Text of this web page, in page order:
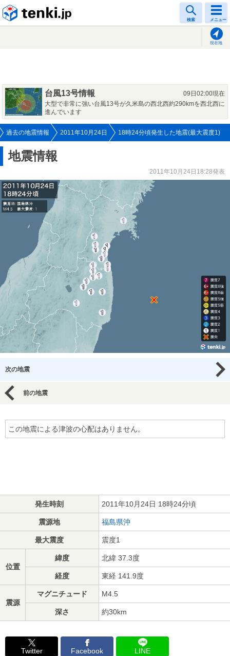
検索 メニュー
現在地
台風13号情報
09日02:00現在
大型で非常に強い台風13号が久米島の西北西約290kmを西北西に
進んでいます
過去の地震情報 2011年10月24日 18時24分頃発生した地震(最大震度1)
地震情報
2011年10月24日18:28発表
次の地震
前の地震
この地震による津波の心配はありません。
発生時刻 2011年10月24日 18時24分頃
震源地 福島県沖
最大震度 震度1
位置
緯度 北緯 37.3度
経度 東経 141.9度
震源
マグニチュード M4.5
深さ 約30km
Twitter Facebook LINE